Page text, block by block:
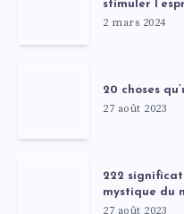
stimuler
2 mars 2024
20 choses
27 août 2023
222
mystique du
27 août 2023